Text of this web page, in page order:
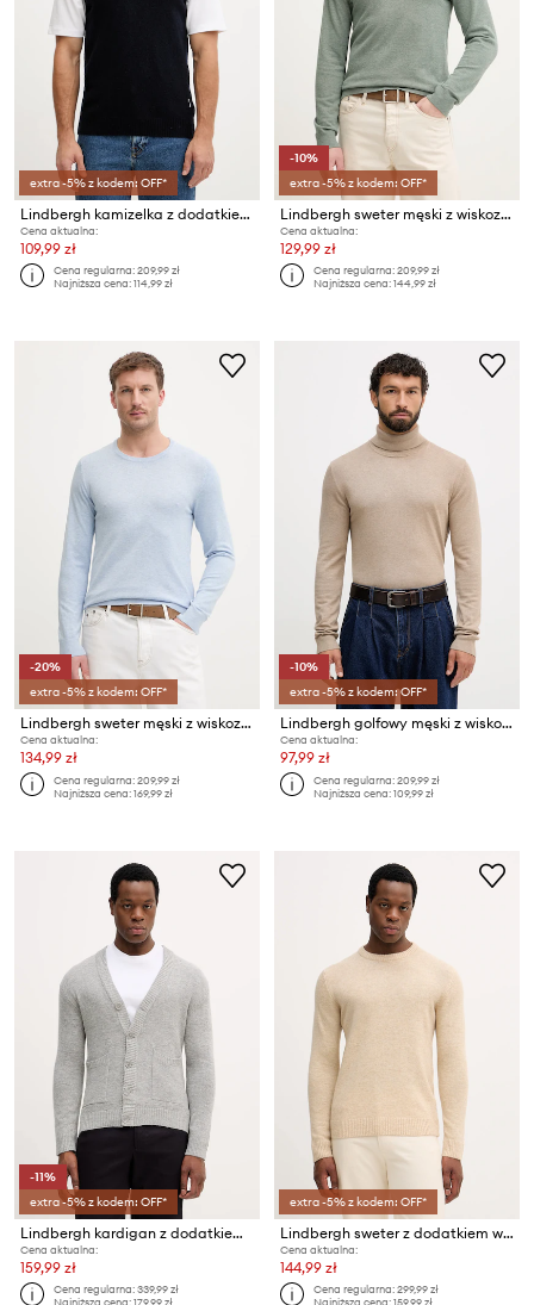
extra -5% z kodem: OFF*
Lindbergh kamizelka z dodatkiem wełny
Cena aktualna:
109,99 zł
Cena regularna:209,99 zł
Najniższa cena:114,99 zł
-10%
extra -5% z kodem: OFF*
Lindbergh sweter męski z wiskozą
Cena aktualna:
129,99 zł
Cena regularna:209,99 zł
Najniższa cena:144,99 zł
-20%
extra -5% z kodem: OFF*
Lindbergh sweter męski z wiskozą
Cena aktualna:
134,99 zł
Cena regularna:209,99 zł
Najniższa cena:169,99 zł
-10%
extra -5% z kodem: OFF*
Lindbergh golfowy męski z wiskozą
Cena aktualna:
97,99 zł
Cena regularna:209,99 zł
Najniższa cena:109,99 zł
-11%
extra -5% z kodem: OFF*
Lindbergh kardigan z dodatkiem wełny
Cena aktualna:
159,99 zł
Cena regularna:339,99 zł
Najniższa cena:179,99 zł
extra -5% z kodem: OFF*
Lindbergh sweter z dodatkiem wełny
Cena aktualna:
144,99 zł
Cena regularna:299,99 zł
Najniższa cena:159,99 zł